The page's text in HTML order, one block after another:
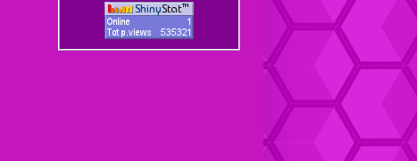
Dompet kulit Cewek